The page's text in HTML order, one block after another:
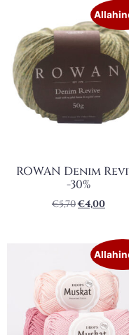
ROWAN Denim
-30%
€5,70€4,00